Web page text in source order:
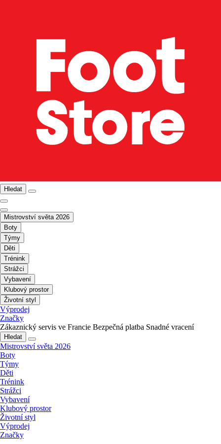
Hledat
Mistrovství světa 2026
Boty
Týmy
Děti
Trénink
Strážci
Vybavení
Klubový prostor
Životní styl
Výprodej
Značky
Zákaznický servis ve Francie Bezpečná platba Snadné vracení
Hledat
Mistrovství světa 2026
Boty
Týmy
Děti
Trénink
Strážci
Vybavení
Klubový prostor
Životní styl
Výprodej
Značky